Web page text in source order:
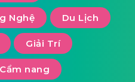
Nghệ Du Lịch
Giải Trí
nang